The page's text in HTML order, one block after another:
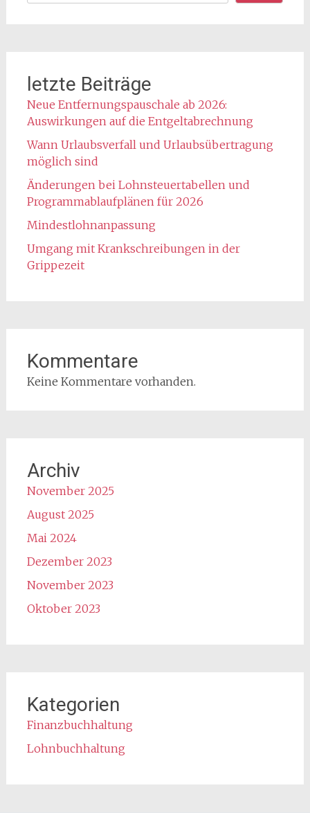
letzte Beiträge
Neue Entfernungspauschale ab 2026:
Auswirkungen auf die Entgeltabrechnung
Wann Urlaubsverfall und Urlaubsübertragung
möglich sind
Änderungen bei Lohnsteuertabellen und
Programmablaufplänen für 2026
Mindestlohnanpassung
Umgang mit Krankschreibungen in der
Grippezeit
Kommentare
Keine Kommentare vorhanden.
Archiv
November 2025
August 2025
Mai 2024
Dezember 2023
November 2023
Oktober 2023
Kategorien
Finanzbuchhaltung
Lohnbuchhaltung